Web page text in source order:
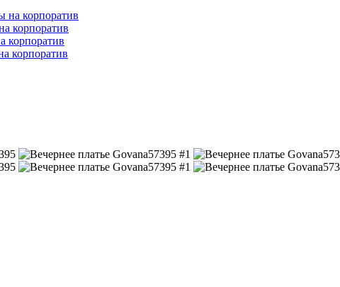
корпоратив
корпоратив
корпоратив
корпоратив